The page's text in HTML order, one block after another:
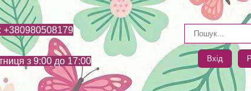
з 9:00 до 17:00 Вхід